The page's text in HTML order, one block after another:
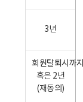
3년
회원탈퇴시까
혹은 2년
(재동의)